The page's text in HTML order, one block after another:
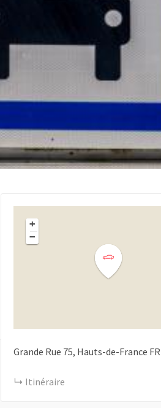
+
−
Grande Rue 75 Hauts-de-France FR
Itinéraire